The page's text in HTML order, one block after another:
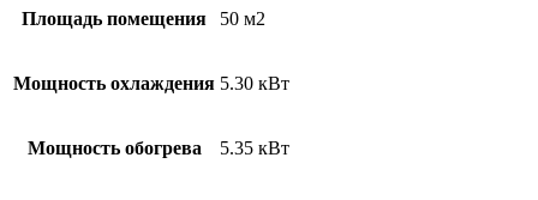
Площадь помещения 50 м2
Мощность охлаждения 5.30 кВт
Мощность обогрева 5.35 кВт